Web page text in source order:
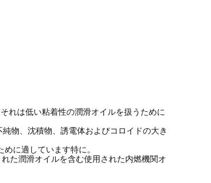
れは低い粘着性の潤滑オイルを扱うために
物、沈積物、誘電体およびコロイドの大き
に適しています特に。
た潤滑オイルを含む使用された内燃機関オ